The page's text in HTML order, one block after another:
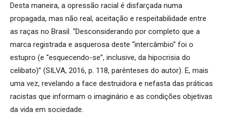
Desta maneira, a opressão racial é disfarçada numa
propagada, mas não real, aceitação e respeitabilidade entre
as raças no Brasil. “Desconsiderando por completo que a
marca registrada e asquerosa deste “intercâmbio” foi o
estupro (e “esquecendo-se”, inclusive, da hipocrisia do
celibato)” (SILVA, 2016, p. 118, parênteses do autor). E, mais
uma vez, revelando a face destruidora e nefasta das práticas
racistas que informam o imaginário e as condições objetivas
da vida em sociedade.